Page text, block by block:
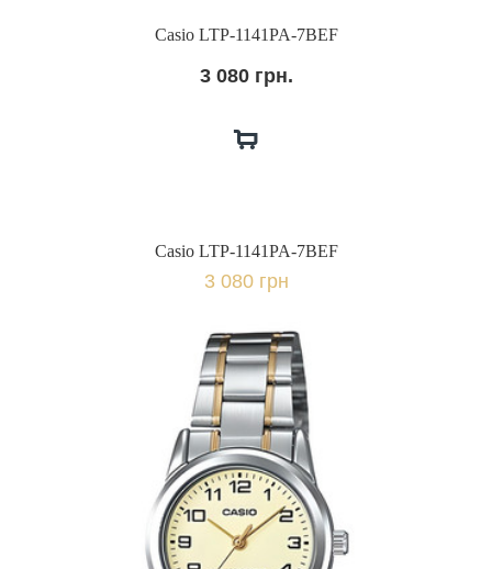
Casio LTP-1141PA-7BEF
3 080 грн.
Casio LTP-1141PA-7BEF
3 080 грн